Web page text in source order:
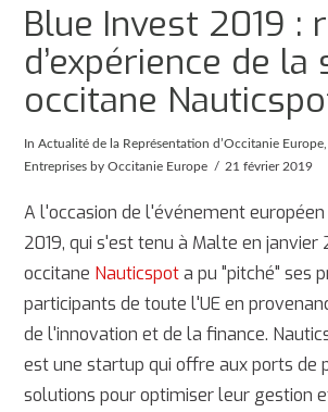
Blue Invest 2019 :
d’expérience de
occitane
InActualité de la Représentation d’Occitanie Europe
Entreprises by Occitanie Europe 21 février 2019
A l'occasion de l'événement européen
2019, qui s'est tenu à Malte en janvier
occitane Nauticspota pu "pitché" ses
participants de toute l'UE en
de l'innovation et de la finance.
est une startup qui offre aux ports de
solutions pour optimiser leur gestion